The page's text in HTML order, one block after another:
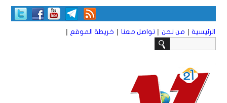
الرئيسية | من نحن | تواصل معنا | خريطة الموقع |